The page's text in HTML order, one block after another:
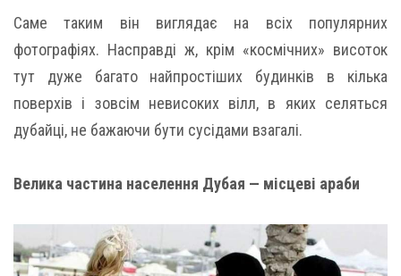
Саме таким він виглядає на всіх популярних
фотографіях. Насправді ж, крім «космічних» висоток
тут дуже багато найпростіших будинків в кілька
поверхів і зовсім невисоких вілл, в яких селяться
дубайці, не бажаючи бути сусідами взагалі.
Велика частина населення Дубая — місцеві араби